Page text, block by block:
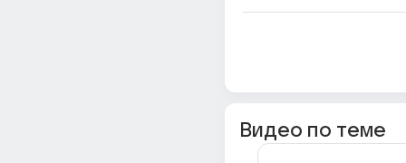
Видео по теме